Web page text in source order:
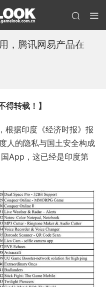
，腾讯网易产品在
得转载！ 】
根据印度《经济时报》报
人的隐私与国土安全构成
App，这已经是印度第